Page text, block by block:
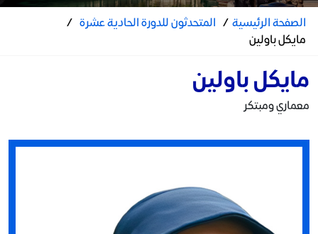
الصفحة الرئيسية/ المتحدثون للدورة الحادية عشرة /
مايكل باولين
مايكل باولين
معماري ومبتكر